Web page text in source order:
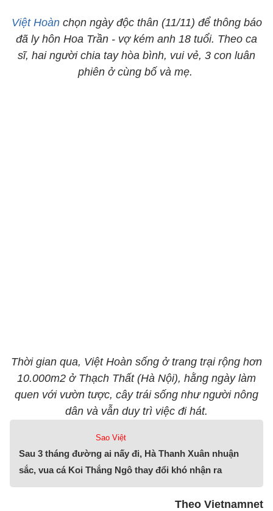
Việt Hoànchọn ngày độc thân (11/11) để thông báo
đã ly hôn Hoa Trần - vợ kém anh 18 tuổi. Theo ca
sĩ, hai người chia tay hòa bình, vui vẻ, 3 con luân
phiên ở cùng bố và mẹ.
Thời gian qua, Việt Hoàn sống ở trang trại rộng hơn
10.000m2 ở Thạch Thất (Hà Nội), hằng ngày làm
quen với vườn tược, cây trái sống như người nông
dân và vẫn duy trì việc đi hát.
Sao Việt
Sau 3 tháng đường ai nấy đi, Hà Thanh Xuân nhuận
sắc, vua cá Koi Thắng Ngô thay đổi khó nhận ra
Theo Vietnamnet